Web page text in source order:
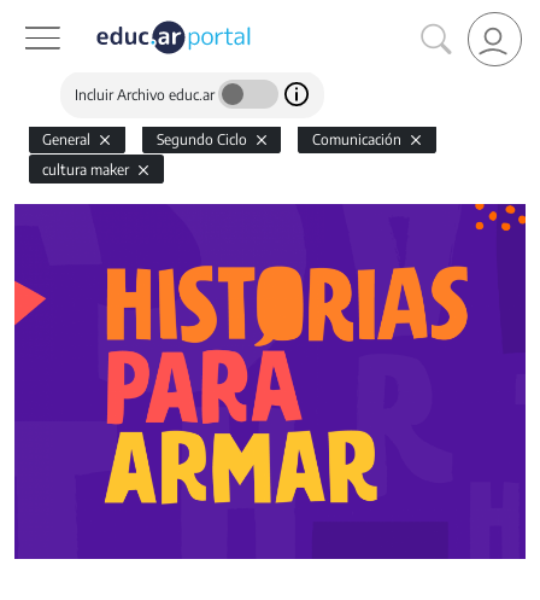
Incluir Archivo educ.ar
General Segundo Ciclo
Comunicación
cultura maker